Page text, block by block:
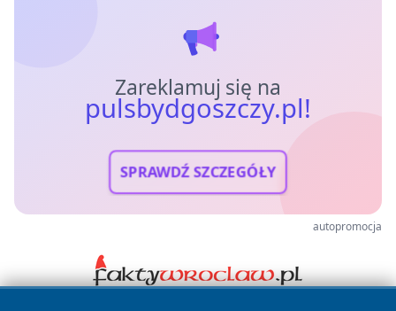
Zareklamuj się na
pulsbydgoszczy.pl!
SPRAWDŹ SZCZEGÓŁY
autopromocja